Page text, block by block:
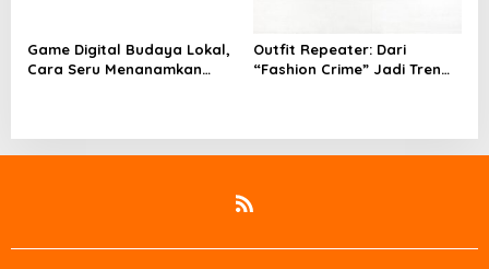
Game Digital Budaya Lokal,
Cara Seru Menanamkan
Outfit Repeater: Dari
“Fashion Crime” Jadi Tren